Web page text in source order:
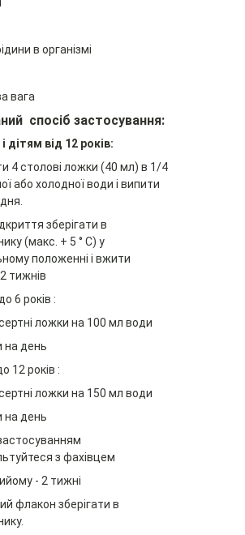
в організмі
вага
спосіб застосування:
дітям від 12 років:
4 столові ложки (40 мл) в 1/4
або холодної води і випити
зберігати в
(макс. + 5 ° C) у
положенні і вжити
тижнів
6 років :
ложки на 100 мл води
на день
12 років :
ложки на 150 мл води
на день
з фахівцем
- 2 тижні
флакон зберігати в